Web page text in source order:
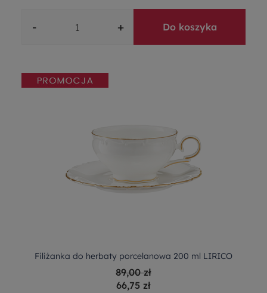
- + Do koszyka
Filiżanka do herbaty porcelanowa 200 ml LIRICO
89,00 zł
66,75 zł